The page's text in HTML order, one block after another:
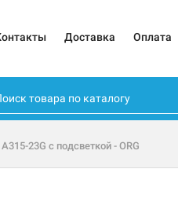
Доставка Оплата
23G с подсветкой - ORG